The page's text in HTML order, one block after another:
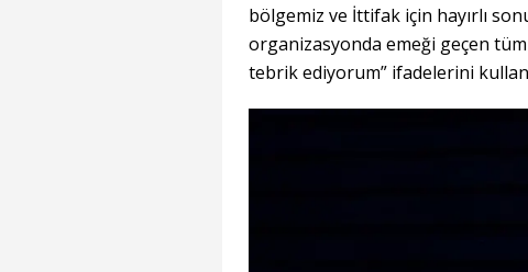
bölgemiz ve İttifak için hayırlı
organizasyonda emeği geçen
tebrik ediyorum” ifadelerini